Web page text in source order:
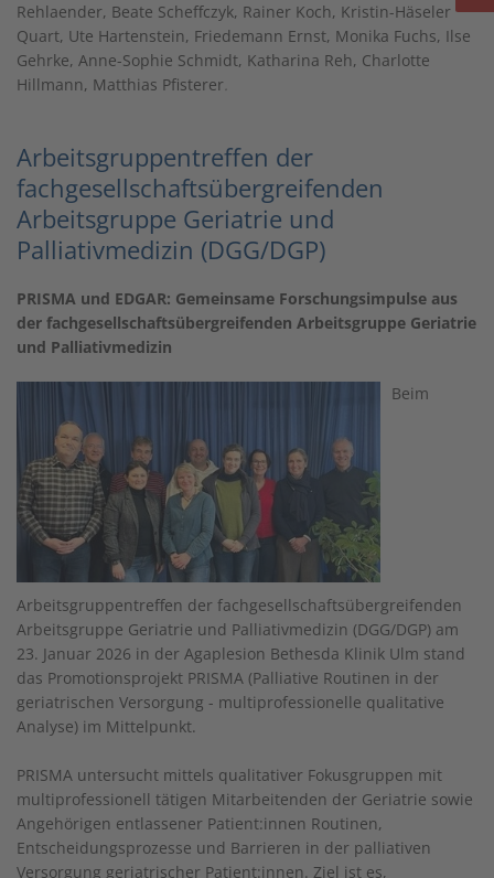
Rehlaender, Beate Scheffczyk, Rainer Koch, Kristin-Häseler
Quart, Ute Hartenstein, Friedemann Ernst, Monika Fuchs, Ilse
Gehrke, Anne-Sophie Schmidt, Katharina Reh, Charlotte
Hillmann, Matthias Pfisterer.
Arbeitsgruppentreffen der
fachgesellschaftsübergreifenden
Arbeitsgruppe Geriatrie und
Palliativmedizin (DGG/DGP)
PRISMA und EDGAR: Gemeinsame Forschungsimpulse aus
der fachgesellschaftsübergreifenden Arbeitsgruppe Geriatrie
und Palliativmedizin
Beim
Arbeitsgruppentreffen der fachgesellschaftsübergreifenden
Arbeitsgruppe Geriatrie und Palliativmedizin (DGG/DGP) am
23. Januar 2026 in der Agaplesion Bethesda Klinik Ulm stand
das Promotionsprojekt PRISMA (Palliative Routinen in der
geriatrischen Versorgung - multiprofessionelle qualitative
Analyse) im Mittelpunkt.
PRISMA untersucht mittels qualitativer Fokusgruppen mit
multiprofessionell tätigen Mitarbeitenden der Geriatrie sowie
Angehörigen entlassener Patient:innen Routinen,
Entscheidungsprozesse und Barrieren in der palliativen
Versorgung geriatrischer Patient:innen. Ziel ist es,